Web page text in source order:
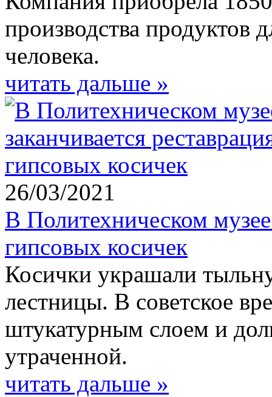
производства продуктов
человека.
читать дальше »
26/03/2021
В Политехническом музее
гипсовых косичек
Косички украшали
лестницы. В советское
штукатурным слоем и
утраченной.
читать дальше »